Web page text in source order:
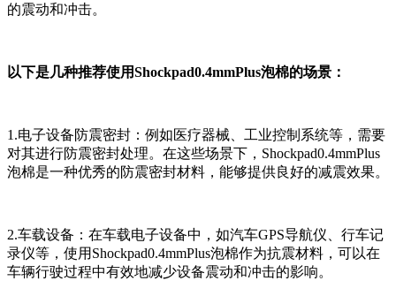
的震动和冲击。
以下是几种推荐使用Shockpad0.4mmPlus泡棉的场景：
1.电子设备防震密封：例如医疗器械、工业控制系统等，需要
对其进行防震密封处理。在这些场景下，Shockpad0.4mmPlus
泡棉是一种优秀的防震密封材料，能够提供良好的减震效果。
2.车载设备：在车载电子设备中，如汽车GPS导航仪、行车记
录仪等，使用Shockpad0.4mmPlus泡棉作为抗震材料，可以在
车辆行驶过程中有效地减少设备震动和冲击的影响。